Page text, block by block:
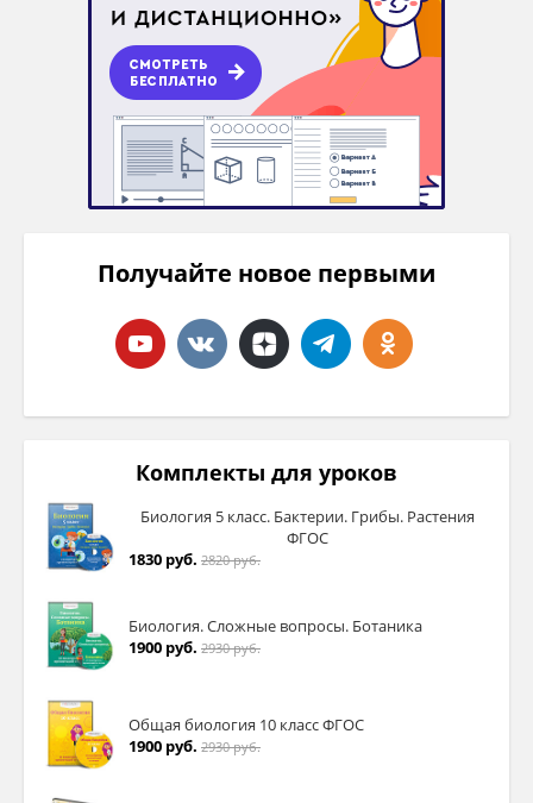
Получайте новое первыми
Комплекты для уроков
Биология 5 класс. Бактерии. Грибы. Растения
ФГОС
1830 руб. 2820 руб.
Биология. Сложные вопросы. Ботаника
1900 руб. 2930 руб.
Общая биология 10 класс ФГОС
1900 руб. 2930 руб.